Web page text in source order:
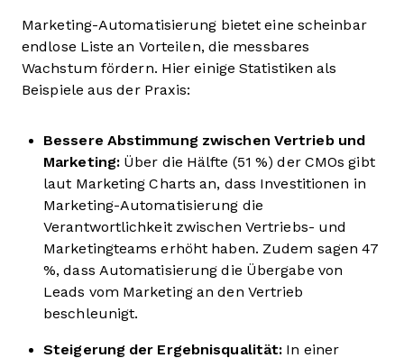
Marketing-Automatisierung bietet eine scheinbar
endlose Liste an Vorteilen, die messbares
Wachstum fördern. Hier einige Statistiken als
Beispiele aus der Praxis:
Bessere Abstimmung zwischen Vertrieb und
Marketing: Über die Hälfte (51 %) der CMOs gibt
laut Marketing Charts an, dass Investitionen in
Marketing-Automatisierung die
Verantwortlichkeit zwischen Vertriebs- und
Marketingteams erhöht haben. Zudem sagen 47
%, dass Automatisierung die Übergabe von
Leads vom Marketing an den Vertrieb
beschleunigt.
Steigerung der Ergebnisqualität: In einer